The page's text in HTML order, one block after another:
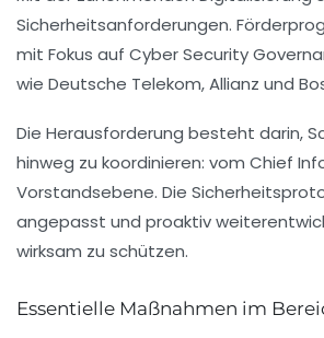
Sicherheitsanforderungen.
mit Fokus auf Cyber Security
wie Deutsche Telekom, Allianz und
Die Herausforderung besteht darin,
hinweg zu koordinieren: vom Chief
Vorstandsebene. Die
angepasst und proaktiv
wirksam zu schützen.
Essentielle Maßnahmen im